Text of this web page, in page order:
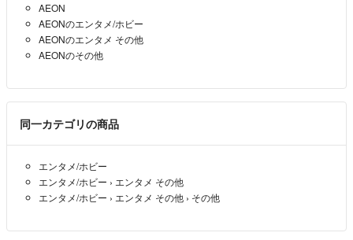
AEON
AEONのエンタメ/ホビー
AEONのエンタメ その他
AEONのその他
同一カテゴリの商品
エンタメ/ホビー
エンタメ/ホビー › エンタメ その他
エンタメ/ホビー › エンタメ その他 › その他